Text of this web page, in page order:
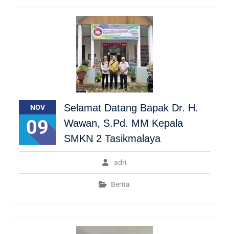
NOV
09
Selamat Datang Bapak Dr. H.
Wawan, S.Pd. MM Kepala
SMKN 2 Tasikmalaya
adri
Berita